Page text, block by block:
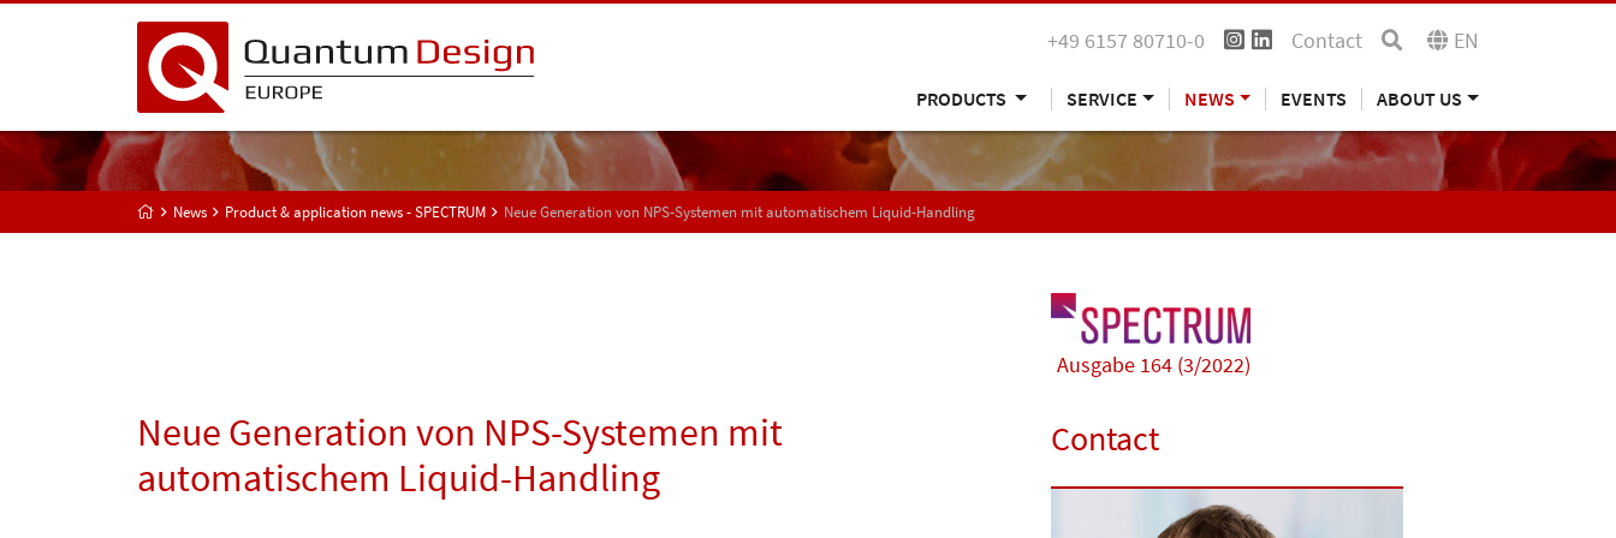
+49 6157 80710-0 Contact EN
PRODUCTS SERVICE NEWS EVENTS ABOUT US
News Product & application news - SPECTRUM Neue Generation von NPS-Systemen mit automatischem Liquid-Handling
Ausgabe 164 (3/2022)
Neue Generation von NPS-Systemen mit
automatischem Liquid-Handling
Contact